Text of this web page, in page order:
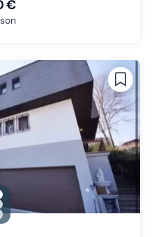
€
Slide 1 wechseln
Zu Slide 2 wechseln
Slide 3 wechseln